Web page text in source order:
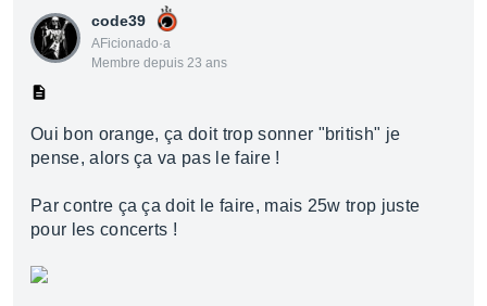
code39
AFicionado·a
Membre depuis 23 ans
Oui bon orange, ça doit trop sonner "british" je
pense, alors ça va pas le faire !
Par contre ça ça doit le faire, mais 25w trop juste
pour les concerts !